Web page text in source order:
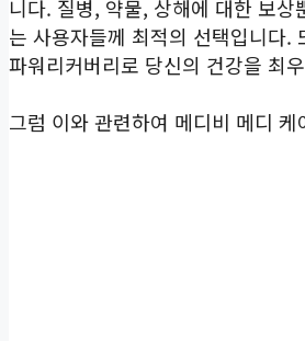
니다. 질병, 약물, 상해에 대한 보
는 사용자들께 최적의 선택입니다.
파워리커버리로 당신의 건강을 최
그럼 이와 관련하여 메디비 메디